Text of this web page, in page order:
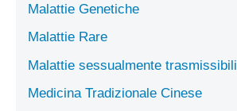
Malattie Genetiche
Malattie Rare
Malattie sessualmente trasmissibili
Medicina Tradizionale Cinese